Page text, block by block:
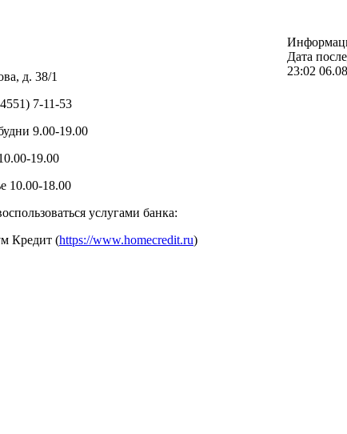
38/1
7-11-53
9.00-19.00
19.00
10.00-18.00
услугами банка:
Кредит (https://www.homecredit.ru)
Дата
23:02